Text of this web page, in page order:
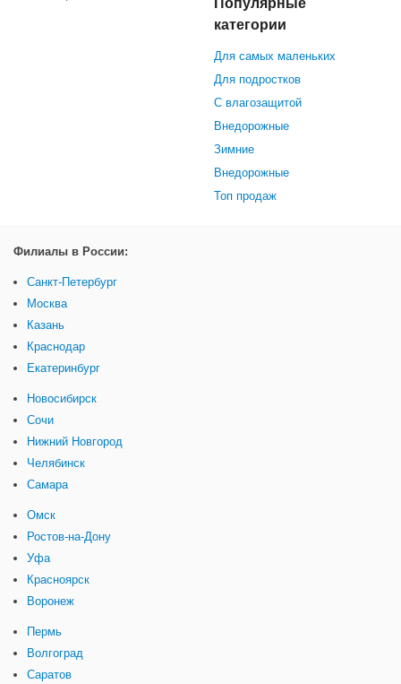
Популярные
категории
Для самых маленьких
Для подростков
С влагозащитой
Внедорожные
Зимние
Внедорожные
Топ продаж
Филиалы в России:
Санкт-Петербург
Москва
Казань
Краснодар
Екатеринбург
Новосибирск
Сочи
Нижний Новгород
Челябинск
Самара
Омск
Ростов-на-Дону
Уфа
Красноярск
Воронеж
Пермь
Волгоград
Саратов